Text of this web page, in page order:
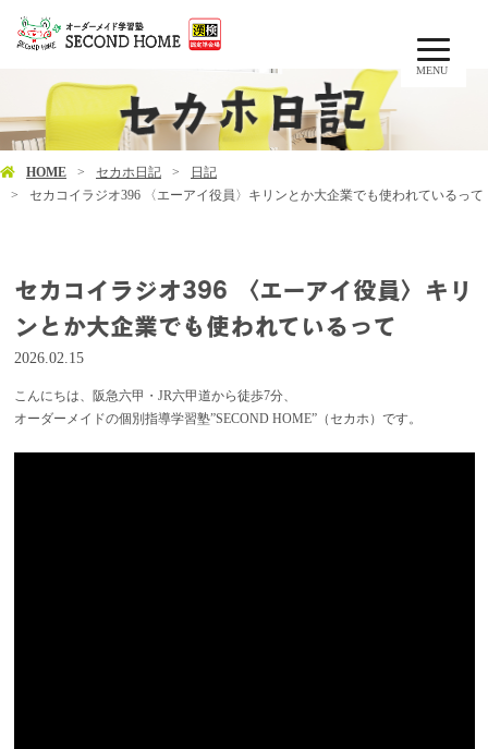
MENU
HOME セカホ日記
日記
セカコイラジオ396 〈エーアイ役員〉キリンとか大企業でも使われているって
セカコイラジオ396 〈エーアイ役員〉キリ
ンとか大企業でも使われているって
2026.02.15
こんにちは、阪急六甲・JR六甲道から徒歩7分、
オーダーメイドの個別指導学習塾”SECOND HOME”（セカホ）です。